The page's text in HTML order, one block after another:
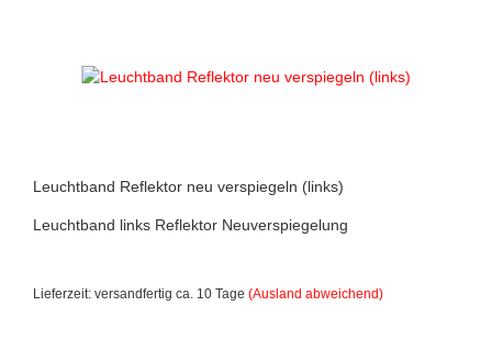
Leuchtband Reflektor neu verspiegeln (links)
Leuchtband links Reflektor Neuverspiegelung
Lieferzeit: versandfertig ca. 10 Tage (Ausland abweichend)